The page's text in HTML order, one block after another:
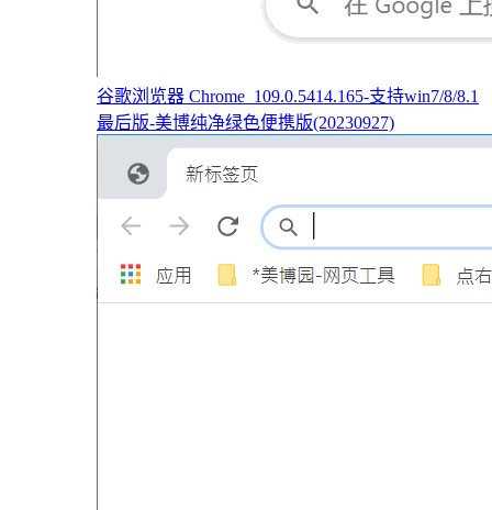
谷歌浏览器 Chrome_109.0.5414.165-支持win7/8/8.1
最后版-美博纯净绿色便携版(20230927)